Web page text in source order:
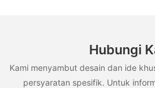
Hubungi
Kami menyambut desain dan ide
persyaratan spesifik. Untuk